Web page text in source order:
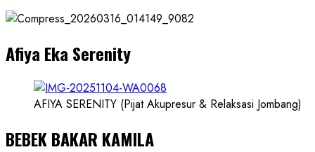
Dokter
Ilmuwan
Afiya Eka Serenity
AFIYA SERENITY (Pijat Akupresur & Relaksasi Jombang)
BEBEK BAKAR KAMILA